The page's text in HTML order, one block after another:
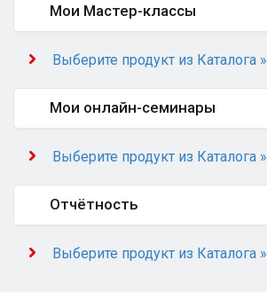
Мои Мастер-классы
Выберите продукт из Каталога »
Мои онлайн-семинары
Выберите продукт из Каталога »
Отчётность
Выберите продукт из Каталога »